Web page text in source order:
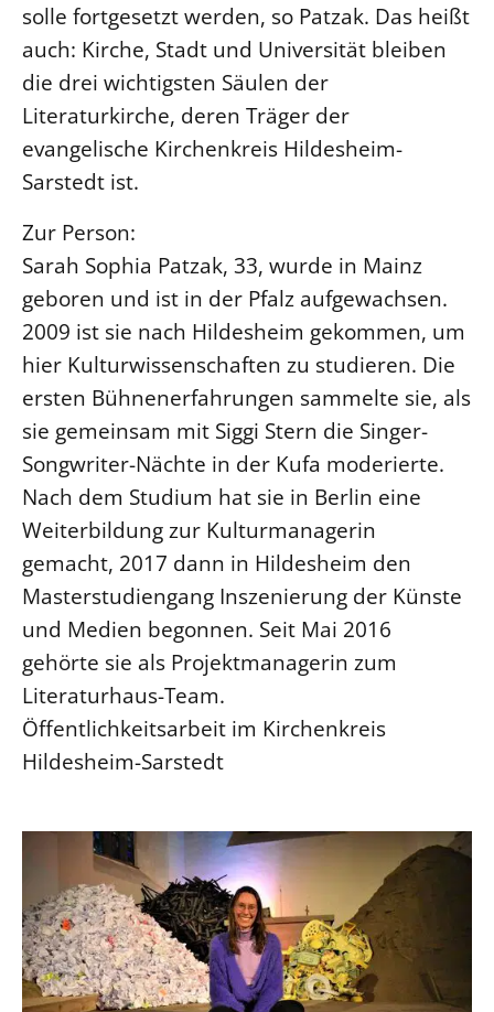
solle fortgesetzt werden, so Patzak. Das heißt
auch: Kirche, Stadt und Universität bleiben
die drei wichtigsten Säulen der
Literaturkirche, deren Träger der
evangelische Kirchenkreis Hildesheim-
Sarstedt ist.
Zur Person:
Sarah Sophia Patzak, 33, wurde in Mainz
geboren und ist in der Pfalz aufgewachsen.
2009 ist sie nach Hildesheim gekommen, um
hier Kulturwissenschaften zu studieren. Die
ersten Bühnenerfahrungen sammelte sie, als
sie gemeinsam mit Siggi Stern die Singer-
Songwriter-Nächte in der Kufa moderierte.
Nach dem Studium hat sie in Berlin eine
Weiterbildung zur Kulturmanagerin
gemacht, 2017 dann in Hildesheim den
Masterstudiengang Inszenierung der Künste
und Medien begonnen. Seit Mai 2016
gehörte sie als Projektmanagerin zum
Literaturhaus-Team.
Öffentlichkeitsarbeit im Kirchenkreis
Hildesheim-Sarstedt